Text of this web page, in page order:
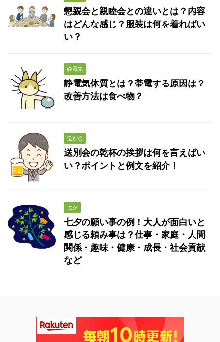
懇親会と親睦会との違いとは？内容
はどんな感じ？服装は何を着ればい
い？
静電気
静電気体質とは？帯電する原因は？
改善方法は食べ物？
送別会
送別会の乾杯の挨拶は何を言えばい
い？ポイントと例文を紹介！
七夕
七夕の願い事の例！大人が面白いと
感じる頼み事は？仕事・家庭・人間
関係・趣味・健康・成長・社会貢献
など